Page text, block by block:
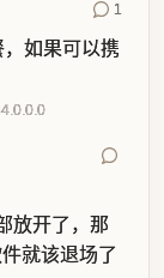
1
如果可以携
放开了，那
就该退场了